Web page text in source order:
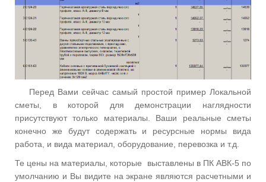
Перед Вами сейчас самый простой пример Локальной
сметы, в которой для демонстрации наглядности
присутствуют только материалы. Ваши реальные сметы
конечно же будут содержать и ресурсные нормы вида
работа, и вида материал, оборудование, перевозка и т.д.
Те цены на материалы, которые
выставлены в ПК АВК-5 по
умолчанию и Вы видите на экране являются расчетными и